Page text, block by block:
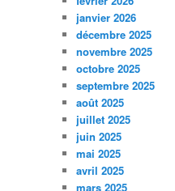
janvier 2026
décembre 2025
novembre 2025
octobre 2025
septembre 2025
août 2025
juillet 2025
juin 2025
mai 2025
avril 2025
mars 2025